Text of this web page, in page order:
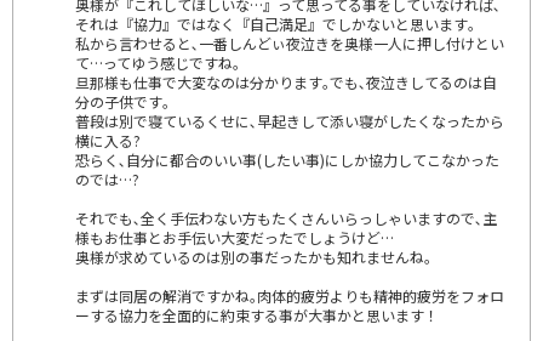
それは『協力』ではなく『自己満足』でしかないと思います｡
私から言わせると､一番しんどぃ夜泣きを奥様一人に押し付けとい
て…ってゆう感じですね｡
旦那様も仕事で大変なのは分かります｡でも､夜泣きしてるのは自
分の子供です｡
普段は別で寝ているくせに､早起きして添い寝がしたくなったから
横に入る?
恐らく､自分に都合のいい事(したい事)にしか協力してこなかった
のでは…?
それでも､全く手伝わない方もたくさんいらっしゃいますので､主
様もお仕事とお手伝い大変だったでしょうけど…
奥様が求めているのは別の事だったかも知れませんね｡
まずは同居の解消ですかね｡肉体的疲労よりも精神的疲労をフォロ
ーする協力を全面的に約束する事が大事かと思います！